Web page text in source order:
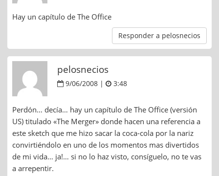
Hay un capítulo de The Office
Responder a pelosnecios
pelosnecios
9/06/2008 | 3:48
Perdón… decía… hay un capítulo de The Office (versión
US) titulado «The Merger» donde hacen una referencia a
este sketch que me hizo sacar la coca-cola por la nariz
convirtiéndolo en uno de los momentos mas divertidos
de mi vida… ja!… si no lo haz visto, consíguelo, no te vas
a arrepentir.